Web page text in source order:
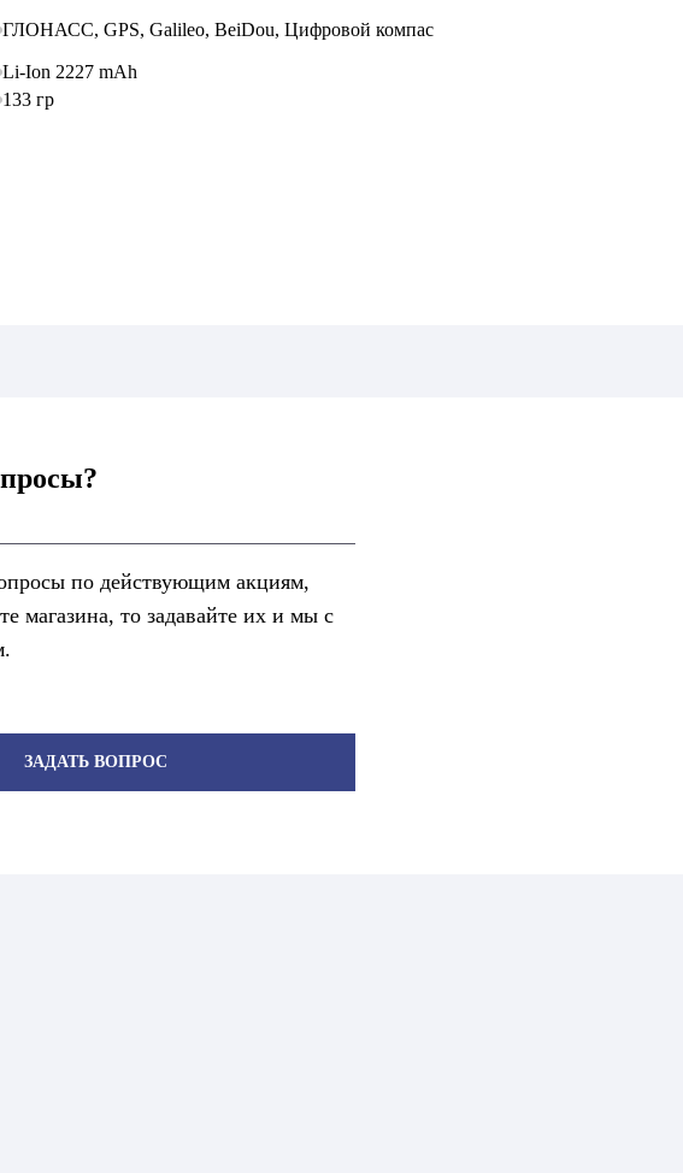
ГЛОНАСС, GPS, Galileo, BeiDou, Цифровой компас
Li-Ion 2227 mAh
133 гр
по действующим акциям,
магазина, то задавайте их и мы с
ЗАДАТЬ ВОПРОС